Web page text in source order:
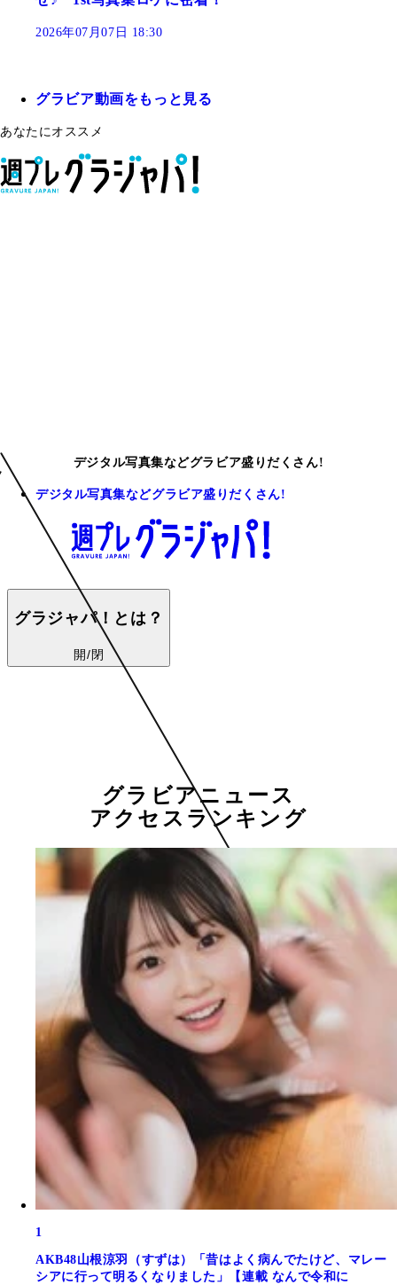
2026年07月07日 18:30
グラビア動画をもっと見る
あなたにオススメ
デジタル写真集などグラビア盛りだくさん!
デジタル写真集などグラビア盛りだくさん!
グラジャパ！とは？
開/閉
グラビアニュース
アクセスランキング
1
AKB48山根涼羽（すずは）「昔はよく病んでたけど、マレー
シアに行って明るくなりました」【連載 なんで令和に